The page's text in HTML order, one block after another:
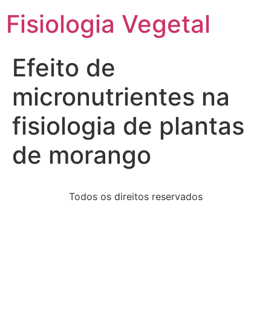
Fisiologia Vegetal
Efeito de
micronutrientes na
fisiologia de plantas
de morango
Todos os direitos reservados